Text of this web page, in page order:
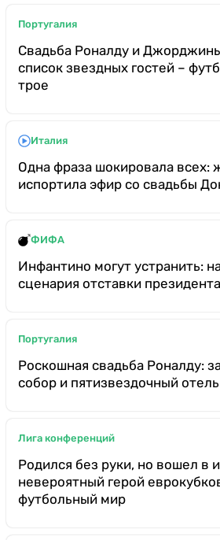
Португалия
Свадьба Роналду и
список звездных гостей –
трое
Италия
Одна фраза шокировала всех:
испортила эфир со свадьбы
ФИФА
Инфантино могут устранить:
сценария отставки
Португалия
Роскошная свадьба Роналду:
собор и пятизвездочный отель
Лига конференций
Родился без руки, но вошел в
невероятный герой
футбольный мир